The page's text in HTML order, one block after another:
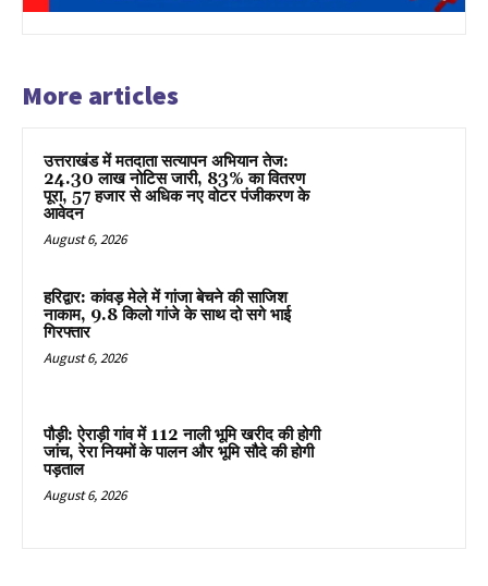
More articles
उत्तराखंड में मतदाता सत्यापन अभियान तेज:
24.30 लाख नोटिस जारी, 83% का वितरण
पूरा, 57 हजार से अधिक नए वोटर पंजीकरण के
आवेदन
August 6, 2026
हरिद्वार: कांवड़ मेले में गांजा बेचने की साजिश
नाकाम, 9.8 किलो गांजे के साथ दो सगे भाई
गिरफ्तार
August 6, 2026
पौड़ी: ऐराड़ी गांव में 112 नाली भूमि खरीद की होगी
जांच, रेरा नियमों के पालन और भूमि सौदे की होगी
पड़ताल
August 6, 2026